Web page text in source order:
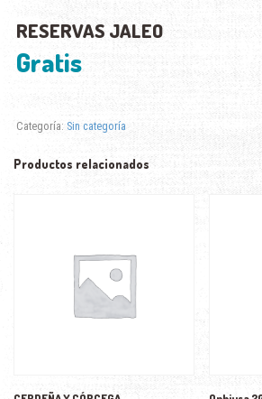
RESERVAS JALEO
Gratis
Categoría: Sin categoría
Productos relacionados